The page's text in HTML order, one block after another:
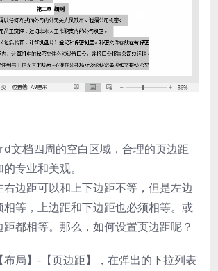
文档四周的空白区域，合理的页边距
专业和美观。
边距可以和上下边距不等，但是左边
相等，上边距和下边距也必须相等。或
都相等。那么，如何设置页边距呢？
布局】-【页边距】，在弹出的下拉列表